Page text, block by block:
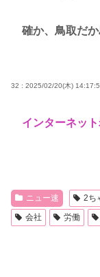
確か、鳥取だ
32 : 2025/02/20(木)
インターネッ
ニュー速 2ち
会社
労働